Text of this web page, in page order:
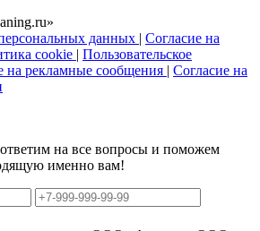
данных | Согласие на
cookie | Пользовательское
на рекламные сообщения | Согласие на
на все вопросы и поможем
именно вам!